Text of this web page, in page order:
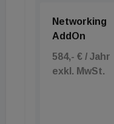
Networking
AddOn
584,- € / Jahr
exkl. MwSt.